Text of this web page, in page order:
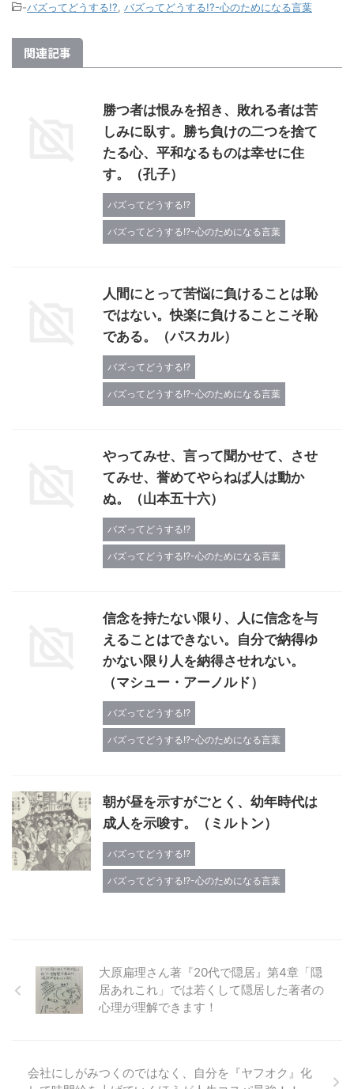
-バズってどうする!? バズってどうする!?-心のためになる言葉
関連記事
勝つ者は恨みを招き、敗れる者は苦
しみに臥す。勝ち負けの二つを捨て
たる心、平和なるものは幸せに住
す。（孔子）
バズってどうする!?
バズってどうする!?-心のためになる言葉
人間にとって苦悩に負けることは恥
ではない。快楽に負けることこそ恥
である。（パスカル）
バズってどうする!?
バズってどうする!?-心のためになる言葉
やってみせ、言って聞かせて、させ
てみせ、誉めてやらねば人は動か
ぬ。（山本五十六）
バズってどうする!?
バズってどうする!?-心のためになる言葉
信念を持たない限り、人に信念を与
えることはできない。自分で納得ゆ
かない限り人を納得させれない。
（マシュー・アーノルド）
バズってどうする!?
バズってどうする!?-心のためになる言葉
朝が昼を示すがごとく、幼年時代は
成人を示唆す。（ミルトン）
バズってどうする!?
バズってどうする!?-心のためになる言葉
大原扁理さん著『20代で隠居』第4章「隠
居あれこれ」では若くして隠居した著者の
心理が理解できます！
会社にしがみつくのではなく、自分を『ヤフオク』化